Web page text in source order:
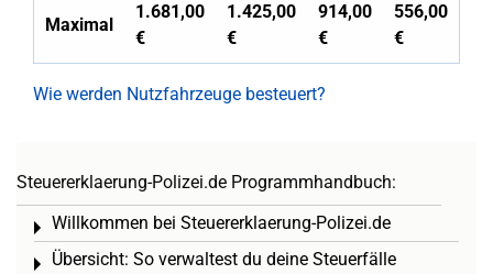
Maximal
1.681,00
€
1.425,00
€
914,00
€
556,00
€
Wie werden Nutzfahrzeuge besteuert?
Steuererklaerung-Polizei.de Programmhandbuch:
Willkommen bei Steuererklaerung-Polizei.de
Toggle menu
Übersicht: So verwaltest du deine Steuerfälle
Toggle menu